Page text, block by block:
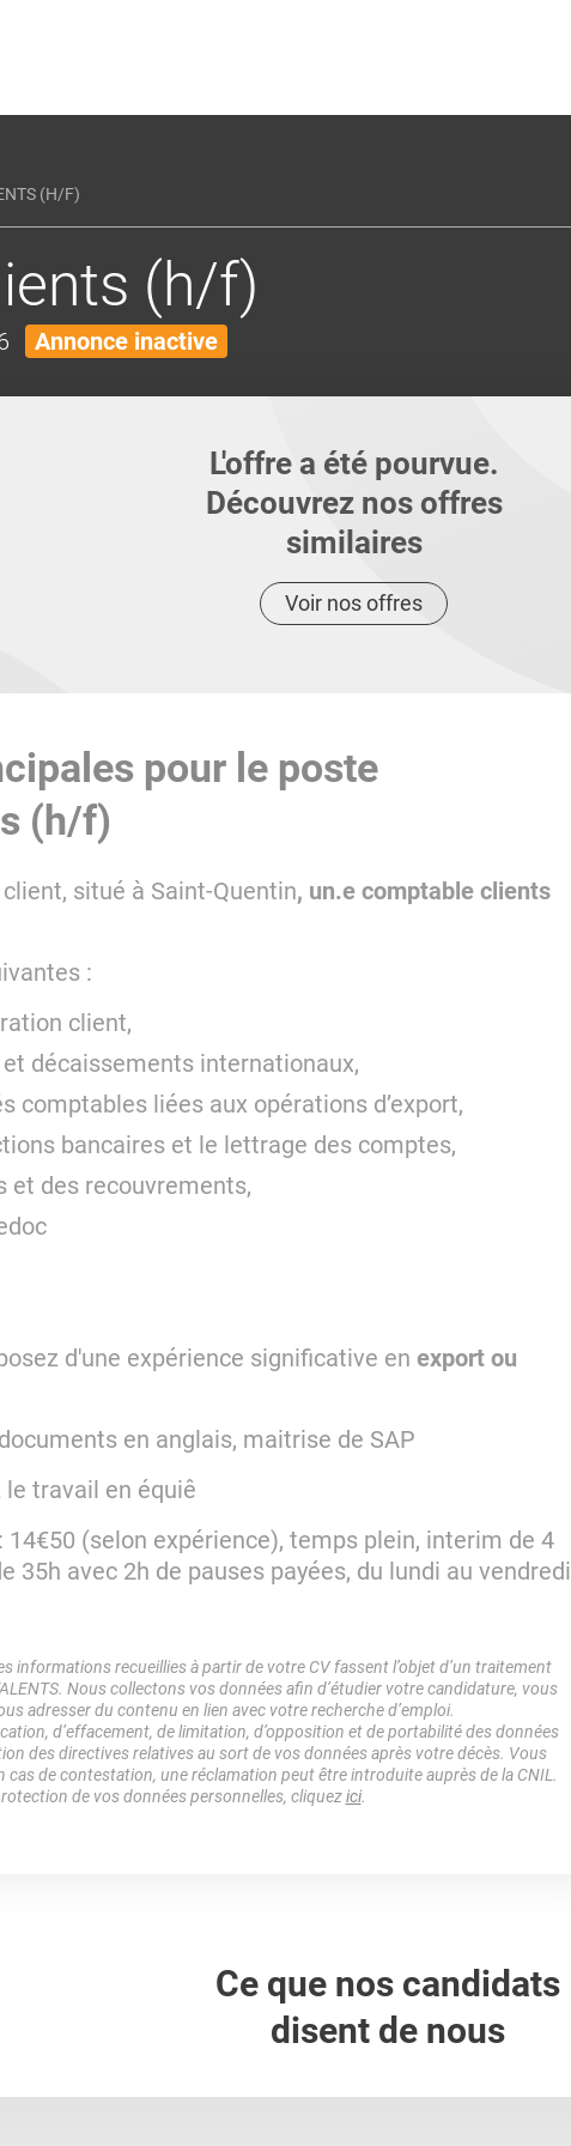
(H/F)
(h/f)
Annonce inactive
L'offre a été pourvue.
Découvrez nos offres
similaires
Voir nos offres
pour le poste
(h/f)
situé à Saint-Quentin, un.e comptable clients
:
client,
décaissements internationaux,
comptables liées aux opérations d’export,
bancaires et le lettrage des comptes,
et des recouvrements,
d'une expérience significative en export ou
en anglais, maitrise de SAP
travail en équiê
14€50 (selon expérience), temps plein, interim de 4
35h avec 2h de pauses payées, du lundi au vendredi
informations recueillies à partir de votre CV fassent l’objet d’un traitement
Nous collectons vos données afin d’étudier votre candidature, vous
adresser du contenu en lien avec votre recherche d’emploi.
d’effacement, de limitation, d’opposition et de portabilité des données
des directives relatives au sort de vos données après votre décès. Vous
cas de contestation, une réclamation peut être introduite auprès de la CNIL.
de vos données personnelles, cliquezici.
Ce que nos candidats
disent de nous